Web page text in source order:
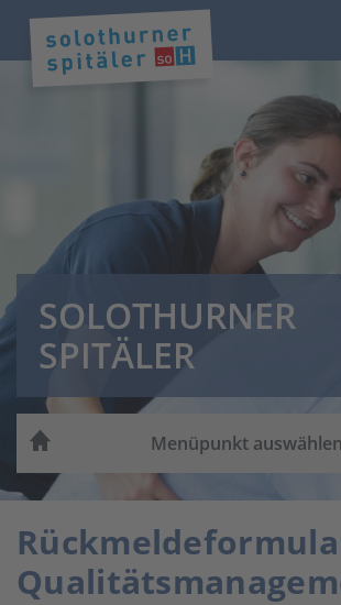
SOLOTHURNER
SPITÄLER
Menüpunkt auswählen